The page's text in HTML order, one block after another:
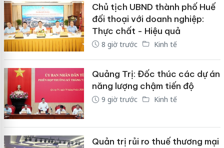
Chủ tịch UBND thành phố Huế
đối thoại với doanh nghiệp:
Thực chất - Hiệu quả
8 giờ trước Kinh tế
Quảng Trị: Đốc thúc các dự án
năng lượng chậm tiến độ
9 giờ trước Kinh tế
Quản trị rủi ro thuế thương mại